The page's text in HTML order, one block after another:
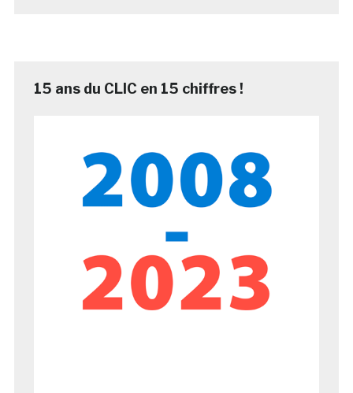
15 ans du CLIC en 15 chiffres !